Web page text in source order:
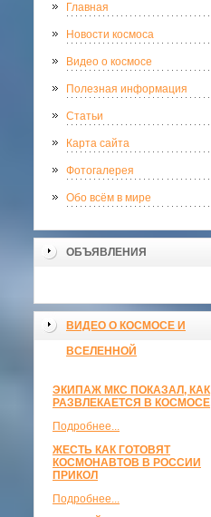
Главная
Новости космоса
Видео о космосе
Полезная информация
Статьи
Карта сайта
Фотогалерея
Обо всём в мире
ОБЪЯВЛЕНИЯ
ВИДЕО О КОСМОСЕ И
ВСЕЛЕННОЙ
ЭКИПАЖ МКС ПОКАЗАЛ, КАК
РАЗВЛЕКАЕТСЯ В КОСМОСЕ
Подробнее...
ЖЕСТЬ КАК ГОТОВЯТ
КОСМОНАВТОВ В РОССИИ
ПРИКОЛ
Подробнее...